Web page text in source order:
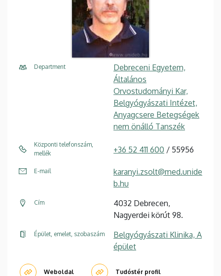
Department
Debreceni Egyetem,
Általános
Orvostudományi Kar,
Belgyógyászati Intézet,
Anyagcsere Betegségek
nem önálló Tanszék
Központi telefonszám,
mellék
+36 52 411 600 / 55956
E-mail
karanyi.zsolt@med.unide
b.hu
Cím
4032 Debrecen,
Nagyerdei körút 98.
Épület, emelet, szobaszám
Belgyógyászati Klinika, A
épület
Weboldal Tudóstér profil